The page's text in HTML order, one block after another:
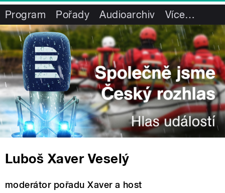
Program Pořady Audioarchiv Více…
Luboš Xaver Veselý
moderátor pořadu Xaver a host